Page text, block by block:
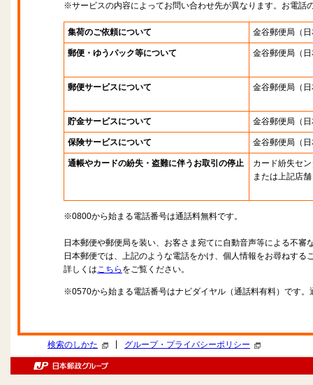
※サービスの内容によってお問い合わせ先が異なります。お電話
集荷のご依頼について 金谷郵便局 （
郵便・ゆうパック等について 金谷郵便局 （
郵便サービスについて 金谷郵便局 （
貯金サービスについて 金谷郵便局 （
保険サービスについて 金谷郵便局 （
通帳やカードの紛失・盗難に伴うお取引の停止
カード紛失セ
または上記店舗
※0800から始まる電話番号は通話料無料です。
日本郵便や郵便局を装い、お客さま宛てに自動音声等による不審
日本郵便では、上記のような電話をかけ、個人情報をお尋ねする
詳しくはこちら をご覧ください。
※0570から始まる電話番号はナビダイヤル（通話料有料）です
検索のしかた グループ・プライバシーポリシー